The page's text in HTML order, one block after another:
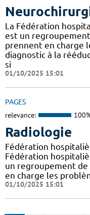
La Fédération
est un
prennent en charge
diagnostic à la
si
01/10/2025 15:01
PAGES
relevance:
Radiologie
Fédération
Fédération
un regroupement
en charge les
01/10/2025 15:01